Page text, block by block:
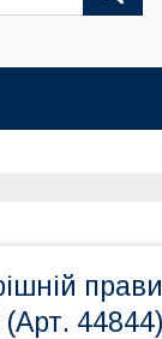
44844)